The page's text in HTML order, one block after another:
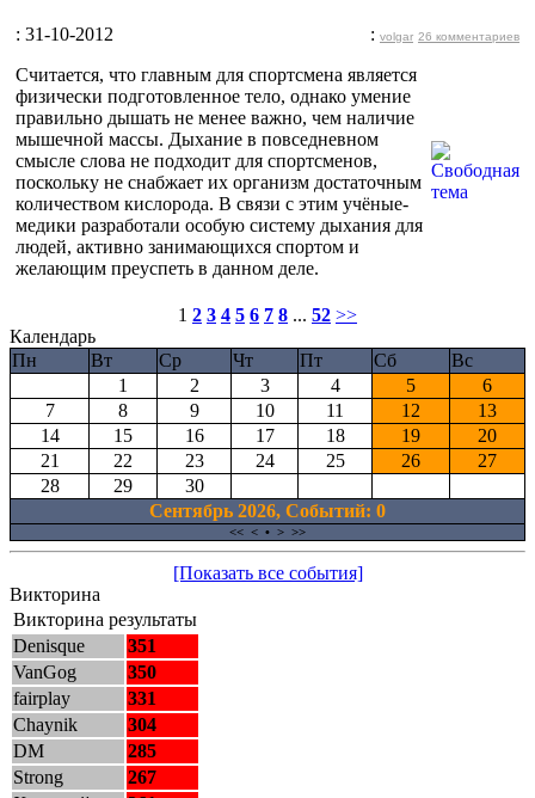
: 31-10-2012 : volgar 26 комментариев
Считается, что главным для спортсмена является
физически подготовленное тело, однако умение
правильно дышать не менее важно, чем наличие
мышечной массы. Дыхание в повседневном
смысле слова не подходит для спортсменов,
поскольку не снабжает их организм достаточным
количеством кислорода. В связи с этим учёные-
медики разработали особую систему дыхания для
людей, активно занимающихся спортом и
желающим преуспеть в данном деле.
1 2 3 4 5 6 7 8 ... 52 >>
Календарь
Пн
Вт Ср Чт Пт Сб
Вс
1
2 3 4 5
6
7
8 9 10 11 12
13
14
15 16 17 18 19
20
21
22 23 24 25 26
27
28
29
30
Сентябрь 2026, Cобытий: 0
<< < • > >>
[Показать все события]
Викторина
Викторина результаты
Denisque
351
VanGog
350
fairplay
331
Chaynik
304
DM
285
Strong
267